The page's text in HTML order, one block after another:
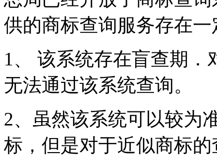
供的商标查询服务存在
1、 该系统存在盲查期
无法通过该系统查询。
2、虽然该系统可以较为
标，但是对于近似商标